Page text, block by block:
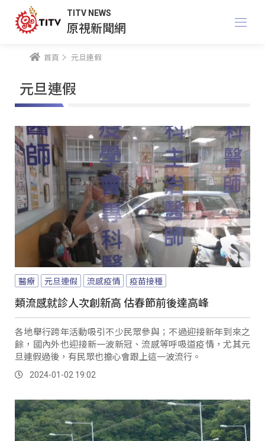
TITV NEWS
原視新聞網
首頁 元旦連假
元旦連假
醫療 元旦連假 流感疫情 疫苗接種
類流感就診人次創新高 估春節前後達高峰
各地舉行跨年活動吸引不少民眾參與；不過迎接新年到來之
餘，國內外也迎接新一波新冠、流感等呼吸道疫情，尤其元
旦連假過後，有民眾也擔心會跟上這一波流行。
2024-01-02 19:02